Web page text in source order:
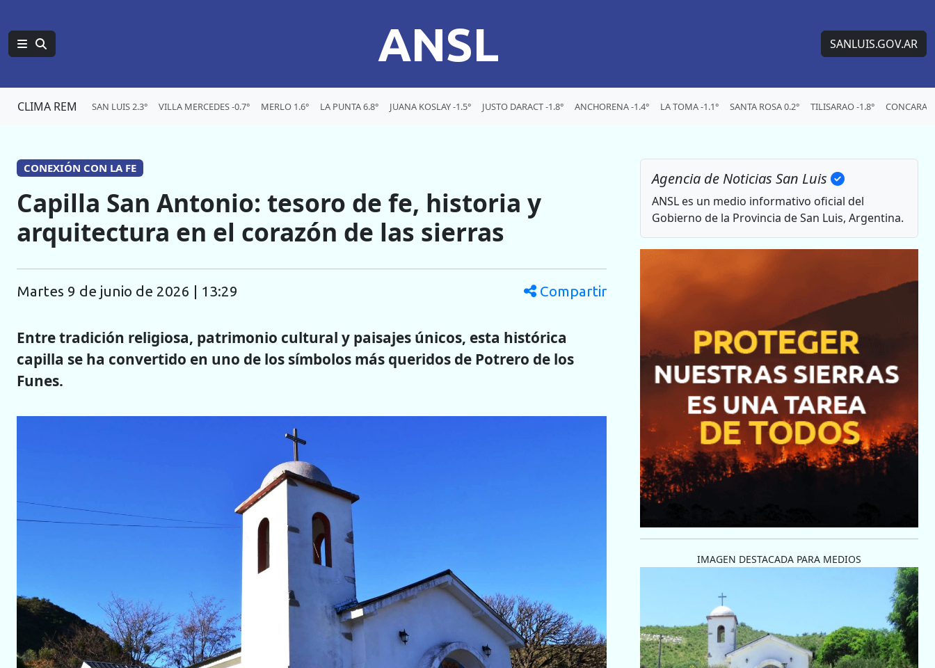
ANSL SANLUIS.GOV.AR
CLIMA REM SAN LUIS 2.3° VILLA MERCEDES -0.7° MERLO 1.6° LA PUNTA 6.8° JUANA KOSLAY -1.5° JUSTO DARACT -1.8° ANCHORENA -1.4° LA TOMA -1.1° SANTA ROSA 0.2° TILISARAO -1.8°
CONEXIÓN CON LA FE
Capilla San Antonio: tesoro de fe, historia y
arquitectura en el corazón de las sierras
martes 9 de junio de 2026 | 13:29 Compartir
Entre tradición religiosa, patrimonio cultural y paisajes únicos, esta histórica
capilla se ha convertido en uno de los símbolos más queridos de Potrero de los
Funes.
Agencia de Noticias San Luis
ANSL es un medio informativo oficial del
Gobierno de la Provincia de San Luis, Argentina.
IMAGEN DESTACADA PARA MEDIOS